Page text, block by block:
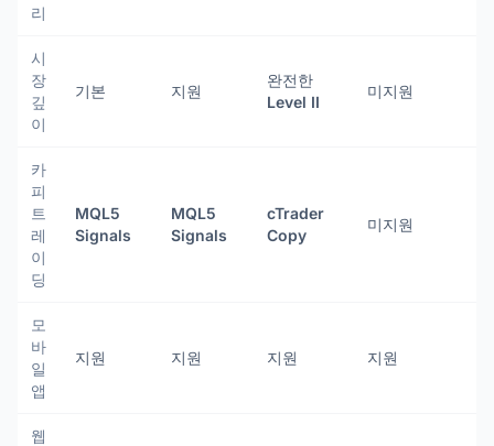
리
시
장
깊
이
기본 지원
완전한
Level II
미지원
카
피
트
레
이
딩
MQL5
Signals
MQL5
Signals
cTrader
Copy
미지원
모
바
일
앱
지원 지원 지원 지원
웹